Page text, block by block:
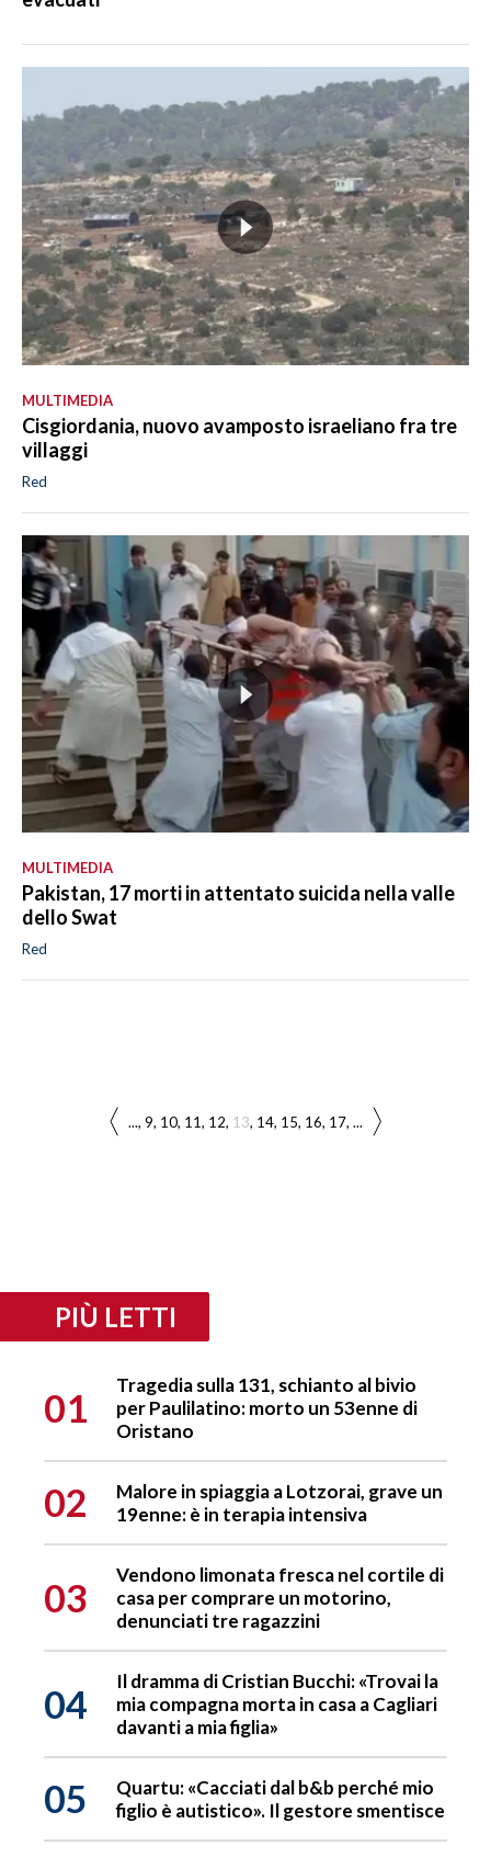
MULTIMEDIA
Cisgiordania, nuovo avamposto israeliano fra tre
villaggi
Red
MULTIMEDIA
Pakistan, 17 morti in attentato suicida nella valle
dello Swat
Red
... 9 10 11 12 13 14 15 16 17 ...
PIÙ LETTI
01
Tragedia sulla 131, schianto al bivio
per Paulilatino: morto un 53enne di
Oristano
02
Malore in spiaggia a Lotzorai, grave un
19enne: è in terapia intensiva
03
Vendono limonata fresca nel cortile di
casa per comprare un motorino,
denunciati tre ragazzini
04
Il dramma di Cristian Bucchi: «Trovai la
mia compagna morta in casa a Cagliari
davanti a mia figlia»
05
Quartu: «Cacciati dal b&b perché mio
figlio è autistico». Il gestore smentisce